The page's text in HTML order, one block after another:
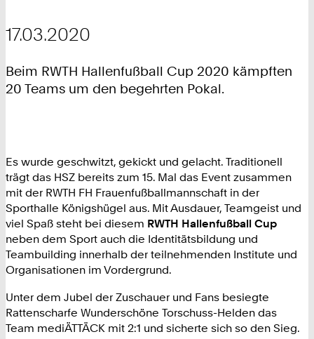
17.03.2020
Beim RWTH Hallenfußball Cup 2020 kämpften
20 Teams um den begehrten Pokal.
Es wurde geschwitzt, gekickt und gelacht. Traditionell
trägt das HSZ bereits zum 15. Mal das Event zusammen
mit der RWTH FH Frauenfußballmannschaft in der
Sporthalle Königshügel aus. Mit Ausdauer, Teamgeist und
viel Spaß steht bei diesem RWTH Hallenfußball Cup
neben dem Sport auch die Identitätsbildung und
Teambuilding innerhalb der teilnehmenden Institute und
Organisationen im Vordergrund.
Unter dem Jubel der Zuschauer und Fans besiegte
Rattenscharfe Wunderschöne Torschuss-Helden das
Team mediÄTTÄCK mit 2:1 und sicherte sich so den Sieg.